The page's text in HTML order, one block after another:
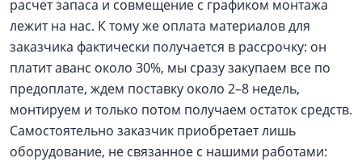
расчет запаса и совмещение с графиком монтажа
лежит на нас. К тому же оплата материалов для
заказчика фактически получается в рассрочку: он
платит аванс около 30%, мы сразу закупаем все по
предоплате, ждем поставку около 2–8 недель,
монтируем и только потом получаем остаток средств.
Самостоятельно заказчик приобретает лишь
оборудование, не связанное с нашими работами: